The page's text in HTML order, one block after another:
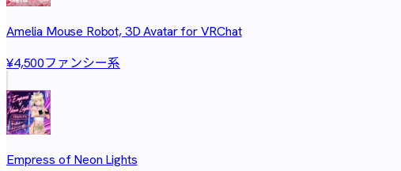
Amelia Mouse Robot, 3D Avatar for VRChat
¥4,500ファンシー系
Empress of Neon Lights